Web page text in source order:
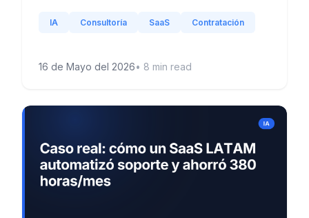
IA Consultoría SaaS Contratación
16 de Mayo del 2026• 8 min read